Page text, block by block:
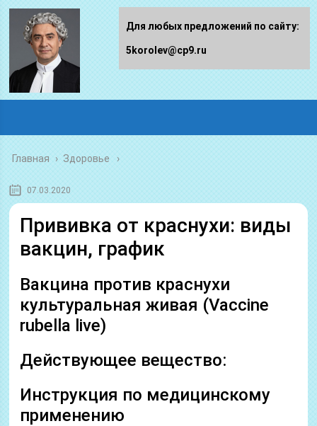
Главная › Здоровье
07.03.2020
Прививка от краснухи: виды
вакцин, график
Вакцина против краснухи
культуральная живая (Vaccine
rubella live)
Действующее вещество:
Инструкция по медицинскому
применению
Для любых предложений по сайту:
5korolev@cp9.ru